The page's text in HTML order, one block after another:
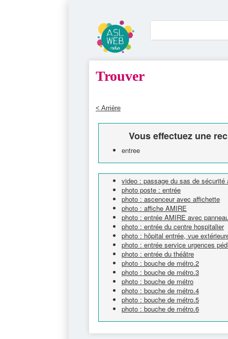
Trouver
< Arrière
Vous effectuez une
entree
video : passage du sas de sécurité
photo poste : entrée
photo : ascenceur avec affichette
photo : affiche AMIRE
photo : entrée AMIRE avec
photo : entrée du centre hospitalier
photo : hôpital entrée, vue
photo : entrée service urgences
photo : entrée du théâtre
photo : bouche de métro.2
photo : bouche de métro.3
photo : bouche de métro
photo : bouche de métro.4
photo : bouche de métro.5
photo : bouche de métro.6